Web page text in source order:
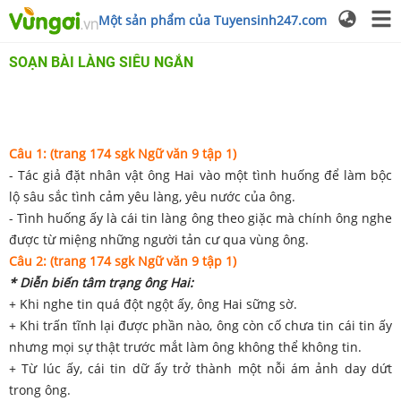
Một sản phẩm của Tuyensinh247.com
SOẠN BÀI LÀNG SIÊU NGẮN
Câu 1: (trang 174 sgk Ngữ văn 9 tập 1)
- Tác giả đặt nhân vật ông Hai vào một tình huống để làm bộc
lộ sâu sắc tình cảm yêu làng, yêu nước của ông.
- Tình huống ấy là cái tin làng ông theo giặc mà chính ông nghe
được từ miệng những người tản cư qua vùng ông.
Câu 2: (trang 174 sgk Ngữ văn 9 tập 1)
* Diễn biến tâm trạng ông Hai:
+ Khi nghe tin quá đột ngột ấy, ông Hai sững sờ.
+ Khi trấn tĩnh lại được phần nào, ông còn cố chưa tin cái tin ấy
nhưng mọi sự thật trước mắt làm ông không thể không tin.
+ Từ lúc ấy, cái tin dữ ấy trở thành một nỗi ám ảnh day dứt
trong ông.